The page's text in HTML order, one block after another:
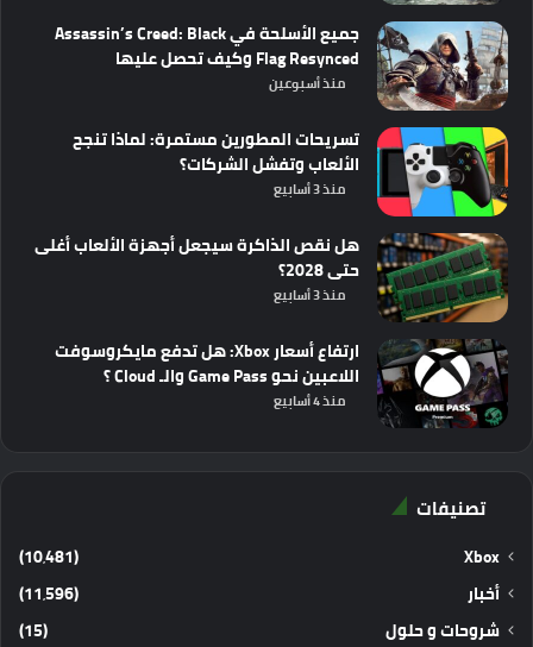
جميع الأسلحة في Assassin’s Creed: Black
Flag Resynced وكيف تحصل عليها
منذ أسبوعين
تسريحات المطورين مستمرة: لماذا تنجح
الألعاب وتفشل الشركات؟
منذ 3 أسابيع
هل نقص الذاكرة سيجعل أجهزة الألعاب أغلى
حتى 2028؟
منذ 3 أسابيع
ارتفاع أسعار Xbox: هل تدفع مايكروسوفت
اللاعبين نحو Game Pass والـ Cloud ؟
منذ 4 أسابيع
تصنيفات
Xbox
(10٬481)
أخبار
(11٬596)
شروحات و حلول
(15)